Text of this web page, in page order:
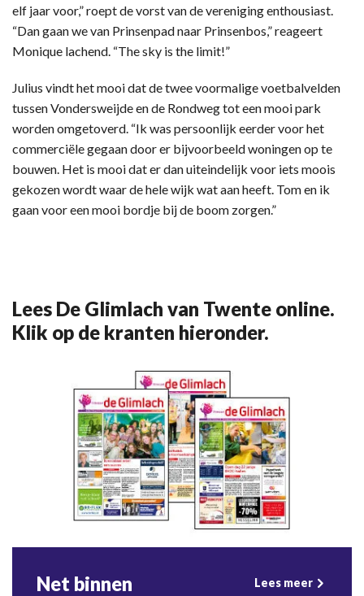
elf jaar voor,” roept de vorst van de vereniging enthousiast.
“Dan gaan we van Prinsenpad naar Prinsenbos,” reageert
Monique lachend. “The sky is the limit!”
Julius vindt het mooi dat de twee voormalige voetbalvelden
tussen Vondersweijde en de Rondweg tot een mooi park
worden omgetoverd. “Ik was persoonlijk eerder voor het
commerciële gegaan door er bijvoorbeeld woningen op te
bouwen. Het is mooi dat er dan uiteindelijk voor iets moois
gekozen wordt waar de hele wijk wat aan heeft. Tom en ik
gaan voor een mooi bordje bij de boom zorgen.”
Lees De Glimlach van Twente online.
Klik op de kranten hieronder.
Net binnen Lees meer